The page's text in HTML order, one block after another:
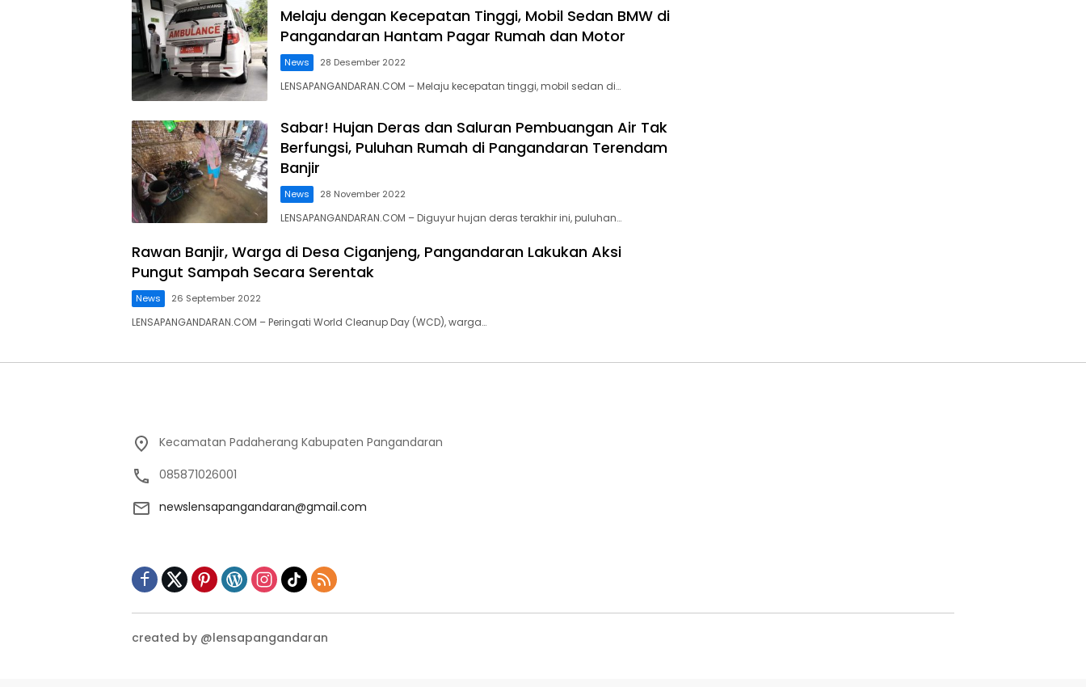
Melaju dengan Kecepatan Tinggi, Mobil Sedan BMW di
Pangandaran Hantam Pagar Rumah dan Motor
News 28 Desember 2022
LENSAPANGANDARAN.COM – Melaju kecepatan tinggi, mobil sedan di…
Sabar! Hujan Deras dan Saluran Pembuangan Air Tak
Berfungsi, Puluhan Rumah di Pangandaran Terendam
Banjir
News 28 November 2022
LENSAPANGANDARAN.COM – Diguyur hujan deras terakhir ini, puluhan…
Rawan Banjir, Warga di Desa Ciganjeng, Pangandaran Lakukan Aksi
Pungut Sampah Secara Serentak
News 26 September 2022
LENSAPANGANDARAN.COM – Peringati World Cleanup Day (WCD), warga…
Kecamatan Padaherang Kabupaten Pangandaran
085871026001
newslensapangandaran@gmail.com
created by @lensapangandaran